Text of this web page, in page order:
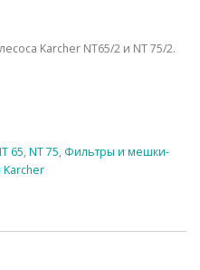
Karcher NT65/2 и NT 75/2.
65, NT 75, Фильтры и мешки-
Karcher